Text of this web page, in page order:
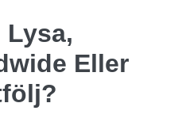
Lysa,
Eller